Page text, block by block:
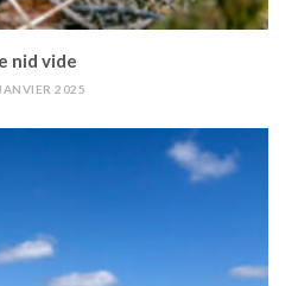
nid vide
2025